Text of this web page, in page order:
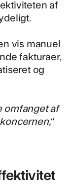
af
vis manuel
fakturaer,
og
omfanget af